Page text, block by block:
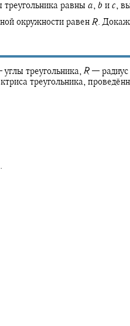
треугольника равны a, b и c,
окружности равен R.
углы треугольника, R —
треугольника,
.